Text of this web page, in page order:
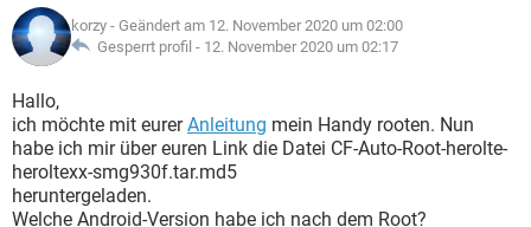
FACEBOOK
WHATSAPP TIKTOK
FACEBOOK
ANDROID
WINDOWS 10 INSTAGRAM
WHATSAPP
FACEBOOK HARDWARE
SPIELE STREAMING
ANDROID
WINDOWS 10
WHATSAPP TIKTOK
FACEBOOK
LEXIKON
SPIELE
ANDROID IOS
WINDOWS 10
WHATSAPP TIKTOK
korzy - Geändert am 12. November 2020 um 02:00
Gesperrt profil - 12. November 2020 um 02:17
Hallo,
ich möchte mit eurerAnleitung mein Handy rooten. Nun
habe ich mir über euren Link die Datei CF-Auto-Root-herolte-
heroltexx-smg930f.tar.md5
heruntergeladen.
Welche Android-Version habe ich nach dem Root?